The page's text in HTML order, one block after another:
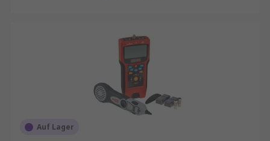
Auf Lager